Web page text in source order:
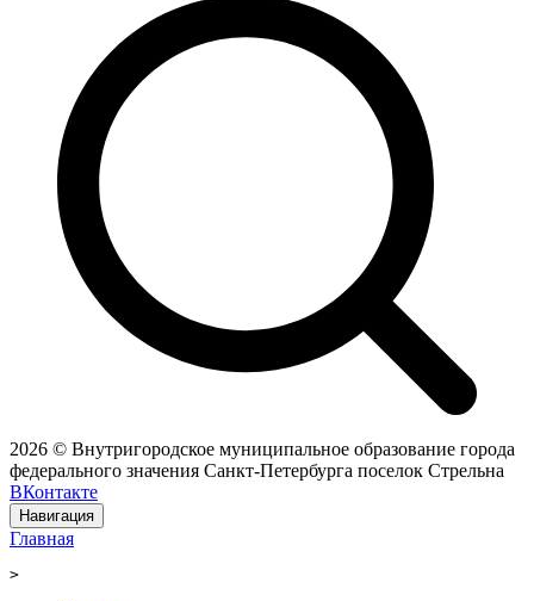
2026 © Внутригородское муниципальное образование города
федерального значения Санкт-Петербурга поселок Стрельна
ВКонтакте
Навигация
Главная
>